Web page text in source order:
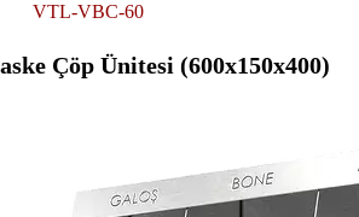
VTL-VBC-60
Çöp Ünitesi (600x150x400)